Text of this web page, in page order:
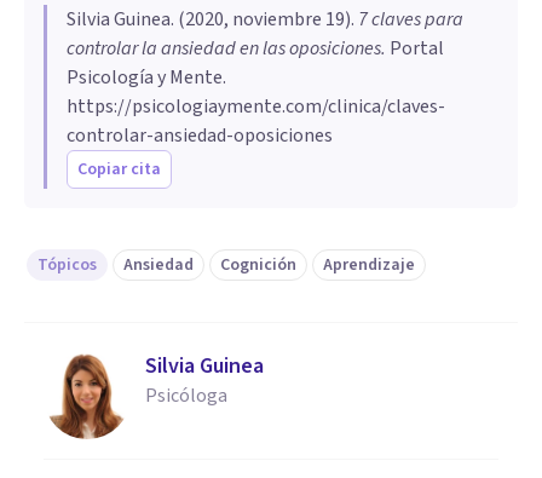
Silvia Guinea. (2020, noviembre 19). 7 claves para
controlar la ansiedad en las oposiciones. Portal
Psicología y Mente.
https://psicologiaymente.com/clinica/claves-
controlar-ansiedad-oposiciones
Copiar cita
Tópicos Ansiedad Cognición Aprendizaje
Silvia Guinea
Psicóloga